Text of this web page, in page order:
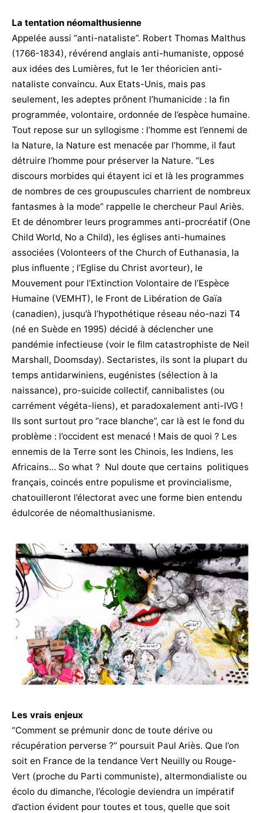
La tentation néomalthusienne
Appelée aussi “anti-nataliste”. Robert Thomas Malthus
(1766-1834), révérend anglais anti-humaniste, opposé
aux idées des Lumières, fut le 1er théoricien anti-
nataliste convaincu. Aux Etats-Unis, mais pas
seulement, les adeptes prônent l’humanicide : la fin
programmée, volontaire, ordonnée de l’espèce humaine.
Tout repose sur un syllogisme : l’homme est l’ennemi de
la Nature, la Nature est menacée par l’homme, il faut
détruire l’homme pour préserver la Nature. “Les
discours morbides qui étayent ici et là les programmes
de nombres de ces groupuscules charrient de nombreux
fantasmes à la mode” rappelle le chercheur Paul Ariès.
Et de dénombrer leurs programmes anti-procréatif (One
Child World, No a Child), les églises anti-humaines
associées (Volonteers of the Church of Euthanasia, la
plus influente ; l’Eglise du Christ avorteur), le
Mouvement pour l’Extinction Volontaire de l’Espèce
Humaine (VEMHT), le Front de Libération de Gaïa
(canadien), jusqu’à l’hypothétique réseau néo-nazi T4
(né en Suède en 1995) décidé à déclencher une
pandémie infectieuse (voir le film catastrophiste de Neil
Marshall, Doomsday). Sectaristes, ils sont la plupart du
temps antidarwiniens, eugénistes (sélection à la
naissance), pro-suicide collectif, cannibalistes (ou
carrément végéta-liens), et paradoxalement anti-IVG !
Ils sont surtout pro “race blanche”, car là est le fond du
problème : l’occident est menacé ! Mais de quoi ? Les
ennemis de la Terre sont les Chinois, les Indiens, les
Africains… So what ? Nul doute que certains politiques
français, coincés entre populisme et provincialisme,
chatouilleront l’électorat avec une forme bien entendu
édulcorée de néomalthusianisme.
Les vrais enjeux
“Comment se prémunir donc de toute dérive ou
récupération perverse ?” poursuit Paul Ariès. Que l’on
soit en France de la tendance Vert Neuilly ou Rouge-
Vert (proche du Parti communiste), altermondialiste ou
écolo du dimanche, l’écologie deviendra un impératif
d’action évident pour toutes et tous, quelle que soit